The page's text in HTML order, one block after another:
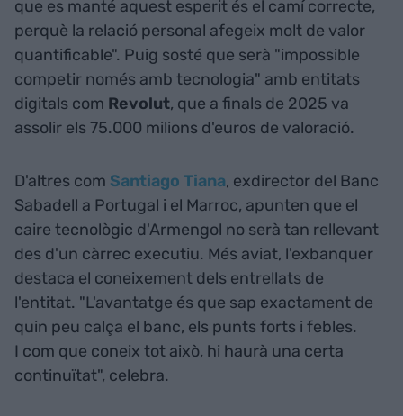
que es manté aquest esperit és el camí correcte,
perquè la relació personal afegeix molt de valor
quantificable". Puig sosté que serà "impossible
competir només amb tecnologia" amb entitats
digitals com Revolut, que a finals de 2025 va
assolir els 75.000 milions d'euros de valoració.
D'altres com Santiago Tiana, exdirector del Banc
Sabadell a Portugal i el Marroc, apunten que el
caire tecnològic d'Armengol no serà tan rellevant
des d'un càrrec executiu. Més aviat, l'exbanquer
destaca el coneixement dels entrellats de
l'entitat. "L'avantatge és que sap exactament de
quin peu calça el banc, els punts forts i febles.
I com que coneix tot això, hi haurà una certa
continuïtat", celebra.